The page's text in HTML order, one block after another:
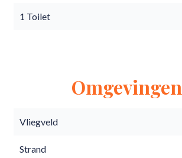
1 Toilet
Omgevingen
Vliegveld
Strand